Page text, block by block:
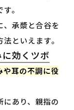
。
、承漿と合谷を
といえます。
効くツボ
や耳の不調に役
にあり、親指の